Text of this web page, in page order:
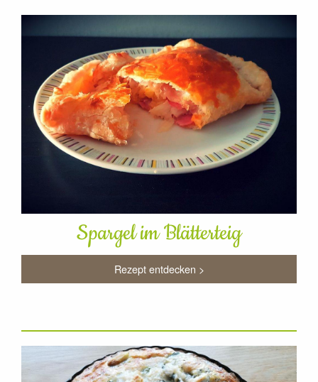
Spargel im Blätterteig
Rezept entdecken >